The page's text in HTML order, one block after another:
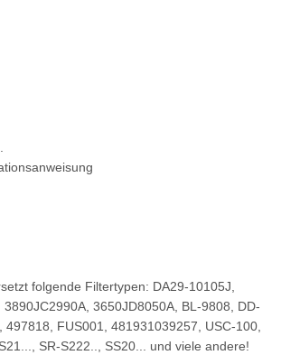
folgende Filtertypen: DA29-10105J,
3650JD8050A, BL-9808, DD-
497818, FUS001, 481931039257, USC-100,
SR-S222.., SS20... und viele andere!